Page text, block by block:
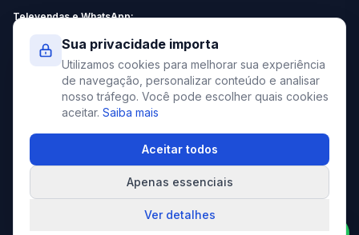
Televendas e WhatsApp:
Sábado: 9:00 - 13:00
contato@elevato.com.br
+55 51 4042-9413
Elevato. Todos os direitos reservados.
Sua privacidade importa
Utilizamos cookies para melhorar sua experiência
de navegação, personalizar conteúdo e analisar
nosso tráfego. Você pode escolher quais cookies
aceitar. Saiba mais
Aceitar todos
Apenas essenciais
Ver detalhes